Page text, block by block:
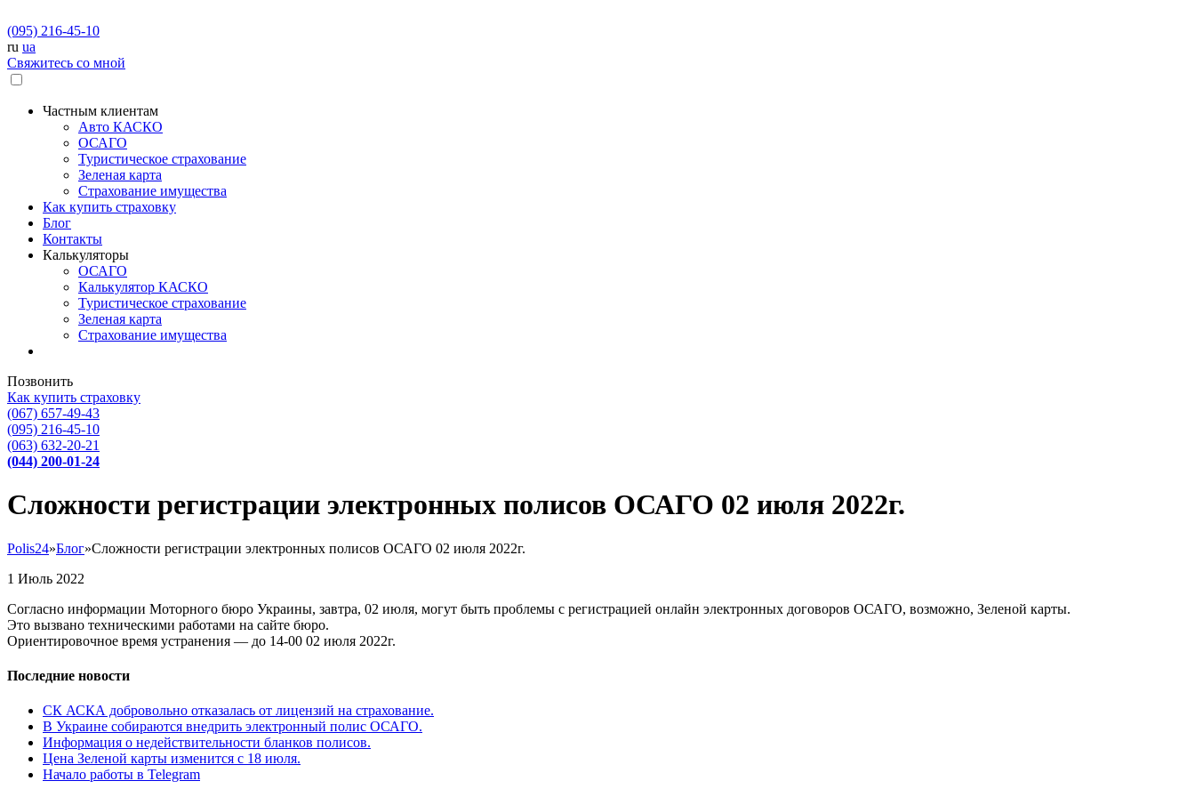
(095) 216-45-10
ru ua
Свяжитесь со мной
Частным клиентам
Авто КАСКО
OСАГО
Туристическое страхование
Зеленая карта
Страхование имущества
Как купить страховку
Блог
Контакты
Калькуляторы
OСАГО
Калькулятор КАСКО
Туристическое страхование
Зеленая карта
Страхование имущества
Позвонить
Как купить страховку
(067) 657-49-43
(095) 216-45-10
(063) 632-20-21
(044) 200-01-24
Сложности регистрации электронных полисов ОСАГО 02 июля 2022г.
Polis24»Блог»Сложности регистрации электронных полисов ОСАГО 02 июля 2022г.
1 Июль 2022
Согласно информации Моторного бюро Украины, завтра, 02 июля, могут быть проблемы с регистрацией онлайн электронных договоров ОСАГО, возможно, Зеленой карты.
Это вызвано техническими работами на сайте бюро.
Ориентировочное время устранения — до 14-00 02 июля 2022г.
Последние новости
СК АСКА добровольно отказалась от лицензий на страхование.
В Украине собираются внедрить электронный полис ОСАГО.
Информация о недействительности бланков полисов.
Цена Зеленой карты изменится с 18 июля.
Начало работы в Telegram